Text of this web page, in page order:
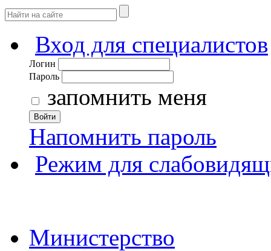
Вход для специалистов
Логин
Пароль
запомнить меня
Войти
Напомнить пароль
Режим для
Министерство